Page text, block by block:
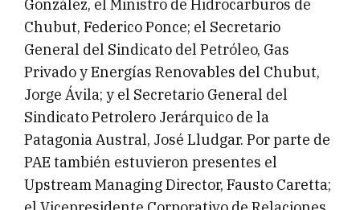
González, el Ministro de Hidrocarburos de
Chubut, Federico Ponce; el Secretario
General del Sindicato del Petróleo, Gas
Privado y Energías Renovables del Chubut,
Jorge Ávila; y el Secretario General del
Sindicato Petrolero Jerárquico de la
Patagonia Austral, José Lludgar. Por parte de
PAE también estuvieron presentes el
Upstream Managing Director, Fausto Caretta;